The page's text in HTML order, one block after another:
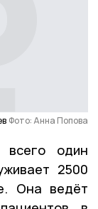
Фото: Анна Попова
всего один
2500
Она ведёт